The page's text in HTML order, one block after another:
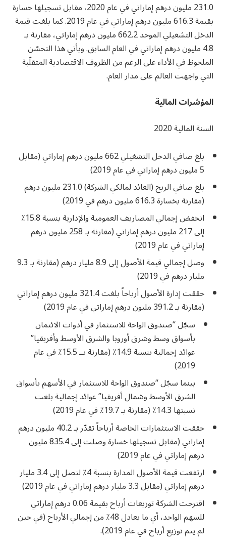
231.0 مليون درهم إماراتي في عام 2020، مقابل تسجيلها خسارة
بقيمة 616.3 مليون درهم إماراتي في عام 2019. كما بلغت قيمة
الدخل التشغيلي الموحد 662.2 مليون درهم إماراتي، مقارنة بـ
4.8 مليون درهم إماراتي في العام السابق. ويأتي هذا التحسّن
الملحوظ في الأداء على الرغم من الظروف الاقتصادية المتقلّبة
التي واجهت العالم على مدار العام.
المؤشرات المالية
السنة المالية 2020
بلغ صافي الدخل التشغيلي 662 مليون درهم إماراتي (مقابل
5 مليون درهم إماراتي في عام 2019)
بلغ صافي الربح (العائد لمالكي الشركة) 231.0 مليون درهم
(مقارنة بخسارة 616.3 مليون درهم في 2019)
انخفض إجمالي المصاريف العمومية والإدارية بنسبة 15.8٪
إلى 217 مليون درهم إماراتي (مقارنة بـ 258 مليون درهم
إماراتي في عام 2019)
وصل إجمالي قيمة الأصول إلى 8.9 مليار درهم (مقارنة بـ 9.3
مليار درهم في 2019)
حققت إدارة الأصول أرباحاً بلغت 321.4 مليون درهم إماراتي
(مقارنة بـ 391.2 مليون درهم إماراتي في عام 2019)
سجّل “صندوق الواحة للاستثمار في أدوات الائتمان
بأسواق وسط وشرق أوروبا والشرق الأوسط وأفريقيا”
عوائد إجمالية بنسبة 14.9٪ (مقارنة بــ 15.5٪ في عام
2019)
بينما سجّل “صندوق الواحة للاستثمار في الأسهم بأسواق
الشرق الأوسط وشمال أفريقيا” عوائد إجمالية بلغت
نسبتها 14.3٪ (مقارنة بـ 19.7٪ في عام 2019)
حققت الاستثمارات الخاصة أرباحاً تقدّر بـ 40.2 مليون درهم
إماراتي (مقابل تسجيلها خسارة وصلت إلى 835.4 مليون
درهم إماراتي في عام 2019)
ارتفعت قيمة الأصول المدارة بنسبة 4٪ لتصل إلى 3.4 مليار
درهم إماراتي (مقابل 3.3 مليار درهم إماراتي في عام 2019)
اقترحت الشركة توزيعات أرباح بقيمة 0.06 درهم إماراتي
للسهم الواحد، أي ما يعادل 48٪ من إجمالي الأرباح (في حين
لم يتم توزيع أرباح في عام 2019).